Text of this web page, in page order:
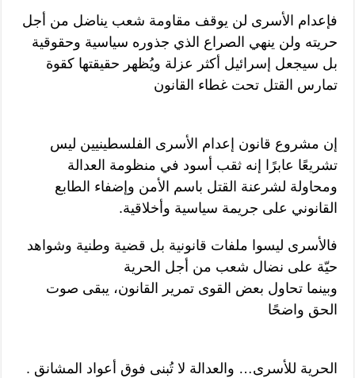
فإعدام الأسرى لن يوقف مقاومة شعب يناضل من أجل
حريته ولن ينهي الصراع الذي جذوره سياسية وحقوقية
بل سيجعل إسرائيل أكثر عزلة ويُظهر حقيقتها كقوة
تمارس القتل تحت غطاء القانون
إن مشروع قانون إعدام الأسرى الفلسطينيين ليس
تشريعًا عابرًا إنه ثقب أسود في منظومة العدالة
ومحاولة لشرعنة القتل باسم الأمن وإضفاء الطابع
القانوني على جريمة سياسية وأخلاقية.
فالأسرى ليسوا ملفات قانونية بل قضية وطنية وشواهد
حيّة على نضال شعب من أجل الحرية
وبينما تحاول بعض القوى تمرير القانون، يبقى صوت
الحق واضحًا
الحرية للأسرى… والعدالة لا تُبنى فوق أعواد المشانق .